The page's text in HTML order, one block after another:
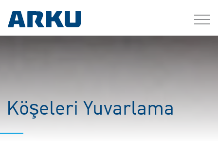
Köşeleri Yuvarlama